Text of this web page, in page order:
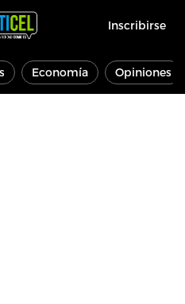
Inscribirse
Economía Opiniones